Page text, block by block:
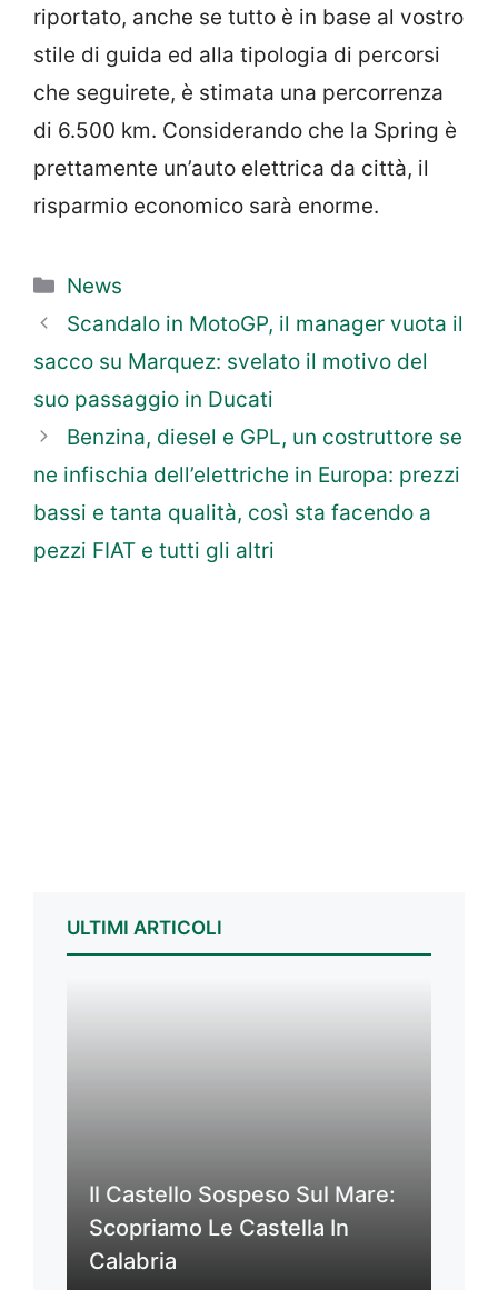
riportato, anche se tutto è in base al vostro
stile di guida ed alla tipologia di percorsi
che seguirete, è stimata una percorrenza
di 6.500 km. Considerando che la Spring è
prettamente un’auto elettrica da città, il
risparmio economico sarà enorme.
Categorie
News
Scandalo in MotoGP, il manager vuota il
sacco su Marquez: svelato il motivo del
suo passaggio in Ducati
Benzina, diesel e GPL, un costruttore se
ne infischia dell’elettriche in Europa: prezzi
bassi e tanta qualità, così sta facendo a
pezzi FIAT e tutti gli altri
ULTIMI ARTICOLI
Il Castello Sospeso Sul Mare:
Scopriamo Le Castella In
Calabria